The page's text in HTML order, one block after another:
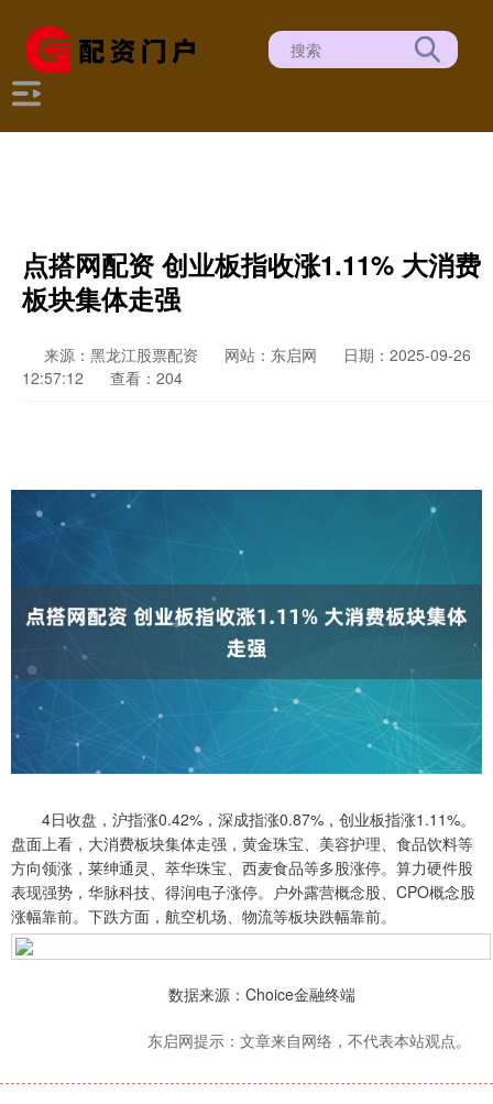
点搭网配资 创业板指收涨1.11% 大消费
板块集体走强
来源：黑龙江股票配资 网站：东启网
日期：2025-09-26
12:57:12
查看：204
4日收盘，沪指涨0.42%，深成指涨0.87%，创业板指涨1.11%。
盘面上看，大消费板块集体走强，黄金珠宝、美容护理、食品饮料等
方向领涨，莱绅通灵、萃华珠宝、西麦食品等多股涨停。算力硬件股
表现强势，华脉科技、得润电子涨停。户外露营概念股、CPO概念股
涨幅靠前。下跌方面，航空机场、物流等板块跌幅靠前。
数据来源：Choice金融终端
东启网提示：文章来自网络，不代表本站观点。